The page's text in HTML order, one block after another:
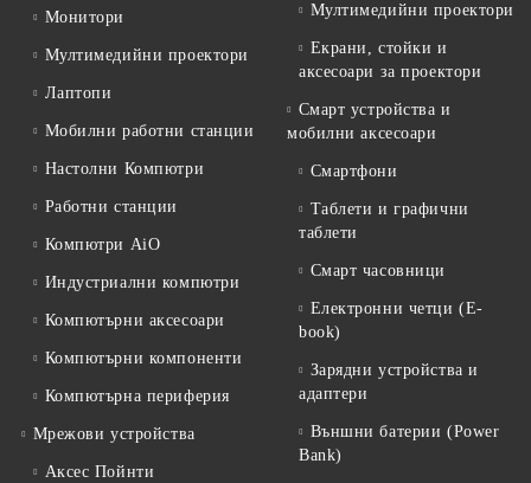
Монитори
Мултимедийни проектори
Лаптопи
Мобилни работни станции
Настолни Компютри
Работни станции
Компютри AiO
Индустриални компютри
Компютърни аксесоари
Компютърни компоненти
Компютърна периферия
Мрежови устройства
Аксес Пойнти
Мултимедийни проектори
Екрани, стойки и
аксесоари за проектори
Смарт устройства и
мобилни аксесоари
Смартфони
Таблети и графични
таблети
Смарт часовници
Електронни четци (E-
book)
Зарядни устройства и
адаптери
Външни батерии (Power
Bank)